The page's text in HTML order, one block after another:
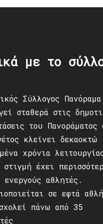
με το
Σύλλογος Πανόραμα
σταθερά στις
του Πανοράματος
κλείνει δεκαοκτώ
χρόνια
έχει
αθλητές.
σε εφτά
πάνω από 35